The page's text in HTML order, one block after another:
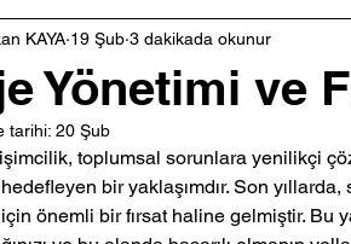
Yönetimi ve
KAYA 19 Şub 3 dakikada okunur
tarihi: 20 Şub
toplumsal sorunlara yenilikçi
hedefleyen bir yaklaşımdır. Son
önemli bir fırsat haline gelmiştir. Bu